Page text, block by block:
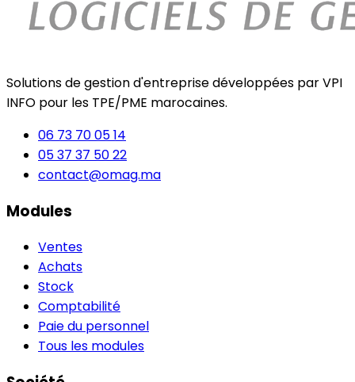
Solutions de gestion d'entreprise développées par VPI
INFO pour les TPE/PME marocaines.
06 73 70 05 14
05 37 37 50 22
contact@omag.ma
Modules
Ventes
Achats
Stock
Comptabilité
Paie du personnel
Tous les modules